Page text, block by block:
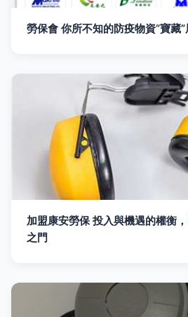
勞保會 你所不知的防疫物資“寶藏
加盟康安勞保 投入與機遇的權衡
之門